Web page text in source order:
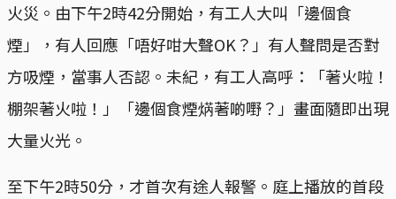
火災。由下午2時42分開始，有工人大叫「邊個食
煙」，有人回應「唔好咁大聲OK？」有人聲問是否對
方吸煙，當事人否認。未紀，有工人高呼：「著火啦！
棚架著火啦！」「邊個食煙焫著啲嘢？」畫面隨即出現
大量火光。
至下午2時50分，才首次有途人報警。庭上播放的首段